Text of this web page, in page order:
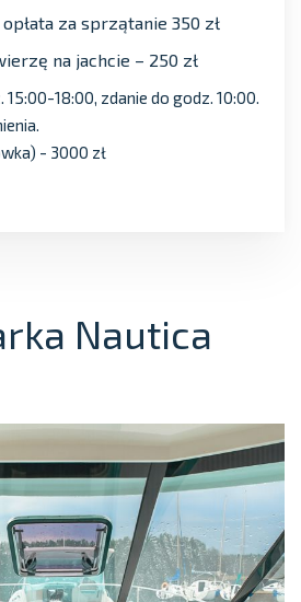
za sprzątanie 350 zł
na jachcie – 250 zł
18:00, zdanie do godz. 10:00.
- 3000 zł
Nautica